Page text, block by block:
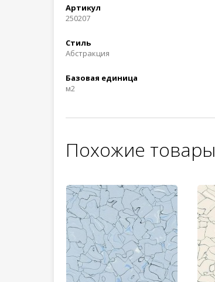
Артикул
250207
Стиль
Абстракция
Базовая единица
м2
Похожие товары